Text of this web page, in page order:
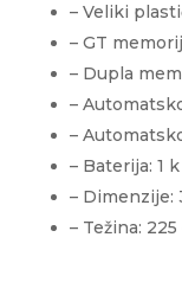
– Veliki
– GT
– Dupla
–
–
– Baterija: 1
– Dimenzije:
– Težina: 225